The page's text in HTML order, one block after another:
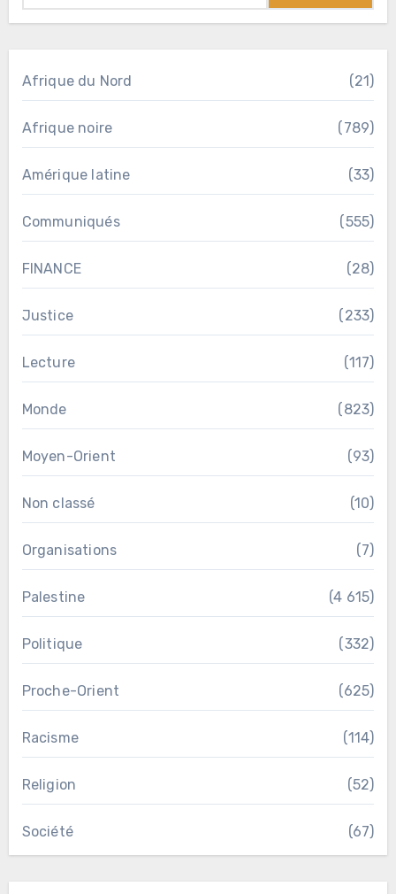
Afrique du Nord (21)
Afrique noire (789)
Amérique latine (33)
Communiqués (555)
FINANCE (28)
Justice (233)
Lecture (117)
Monde (823)
Moyen-Orient (93)
Non classé (10)
Organisations (7)
Palestine (4 615)
Politique (332)
Proche-Orient (625)
Racisme (114)
Religion (52)
Société (67)